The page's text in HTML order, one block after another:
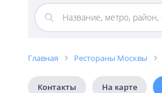
Главная Рестораны Москвы
Контакты На карте